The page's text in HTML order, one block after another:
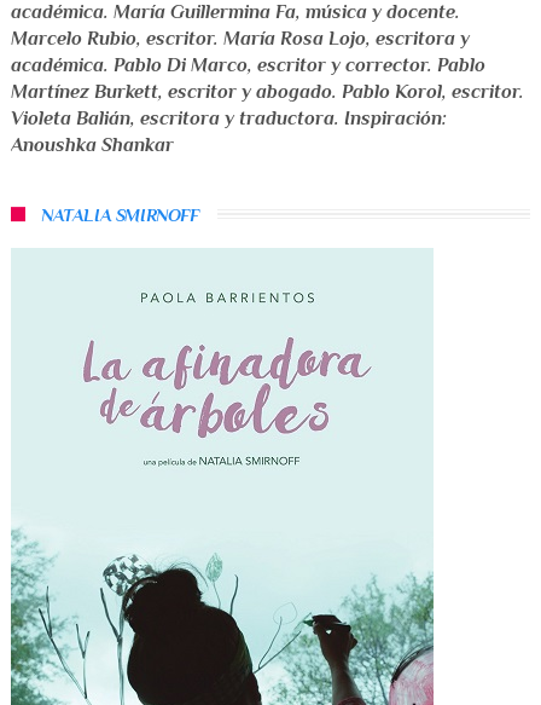
académica. María Guillermina Fa, música y docente.
Marcelo Rubio, escritor. María Rosa Lojo, escritora y
académica. Pablo Di Marco, escritor y corrector. Pablo
Martínez Burkett, escritor y abogado. Pablo Korol, escritor.
Violeta Balián, escritora y traductora. Inspiración:
Anoushka Shankar
NATALIA SMIRNOFF